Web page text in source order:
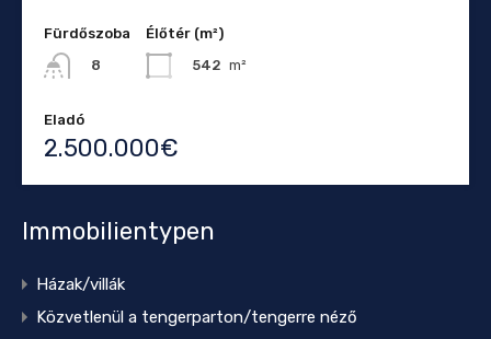
Fürdőszoba
8
Élőtér (m²)
542 m²
Eladó
2.500.000€
Immobilientypen
Házak/villák
Közvetlenül a tengerparton/tengerre néző